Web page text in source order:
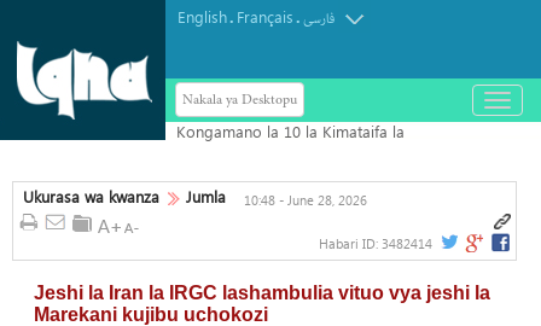
English. Français.فارسی
Nakala ya Desktopu
باز
و
Ukurasa wa kwanza Jumla 10:48 - June 28, 2026
Habari ID: 3482414
Jeshi la Iran la IRGC lashambulia vituo vya jeshi la
Marekani kujibu uchokozi